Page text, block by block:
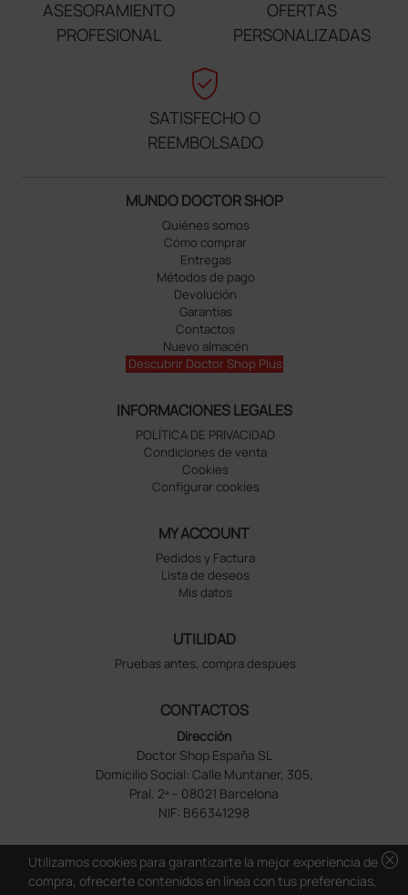
ASESORAMIENTO
PROFESIONAL
OFERTAS
PERSONALIZADAS
verified_user
SATISFECHO O
REEMBOLSADO
MUNDO DOCTOR SHOP
Quiénes somos
Cómo comprar
Entregas
Métodos de pago
Devolución
Garantías
Contactos
Nuevo almacén
Descubrir Doctor Shop Plus
INFORMACIONES LEGALES
POLÍTICA DE PRIVACIDAD
Condiciones de venta
Cookies
Configurar cookies
MY ACCOUNT
Pedidos y Factura
Lista de deseos
Mis datos
UTILIDAD
Pruebas antes, compra despues
CONTACTOS
Dirección
Doctor Shop España SL
Domicilio Social: Calle Muntaner, 305,
Pral. 2ª – 08021 Barcelona
NIF: B66341298
cancel
Utilizamos cookies para garantizarte la mejor experiencia de
compra, ofrecerte contenidos en línea con tus preferencias,